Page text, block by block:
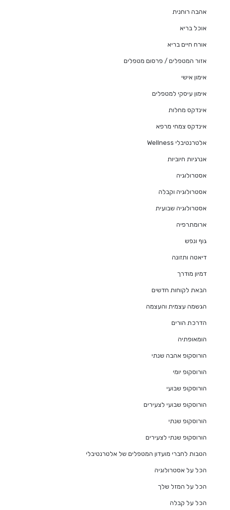
אהבה רוחנית
אוכל בריא
אורח חיים בריא
אזור המטפלים / פרסום מטפלים
אימון אישי
אימון עיסקי למטפלים
אינדקס מחלות
אינדקס צמחי מרפא
אלטרנטיבלי Wellness
אנרגיות חיוביות
אסטרולוגיה
אסטרולוגיה וקבלה
אסטרולוגיה שבועית
ארומתרפיה
גוף ונפש
דיאטה ותזונה
דמיון מודרך
הבאת לקוחות חדשים
הגשמה עצמית והעצמה
הדרכת הורים
הומאופתיה
הורוסקופ אהבה שנתי
הורוסקופ יומי
הורוסקופ שבועי
הורוסקופ שבועי לצעירים
הורוסקופ שנתי
הורוסקופ שנתי לצעירים
הטבות לחברי מועדון המטפלים של אלטרנטיבלי
הכל על אסטרולוגיה
הכל על המזל שלך
הכל על קבלה